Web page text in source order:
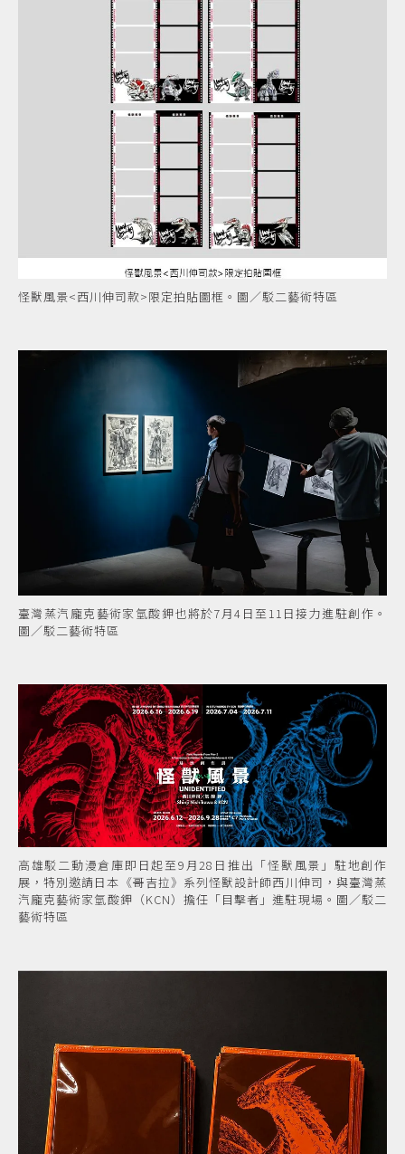
怪獸風景<西川伸司款>限定拍貼圖框。圖／駁二藝術特區
臺灣蒸汽龐克藝術家氫酸鉀也將於7月4日至11日接力進駐創作。
圖／駁二藝術特區
高雄駁二動漫倉庫即日起至9月28日推出「怪獸風景」駐地創作
展，特別邀請日本《哥吉拉》系列怪獸設計師西川伸司，與臺灣蒸
汽龐克藝術家氫酸鉀（KCN）擔任「目擊者」進駐現場。圖／駁二
藝術特區